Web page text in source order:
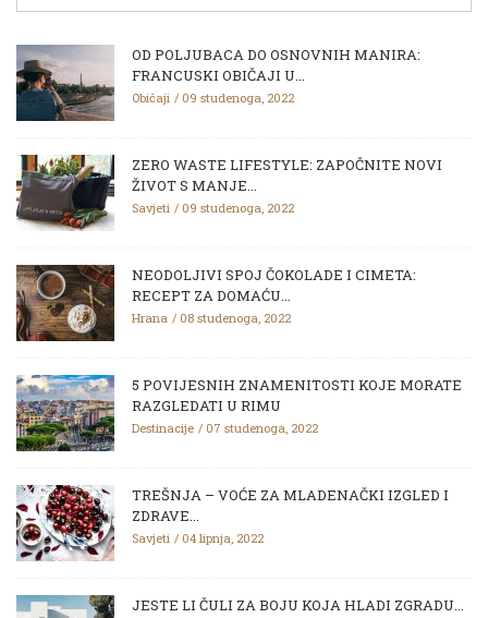
OD POLJUBACA DO OSNOVNIH MANIRA:
FRANCUSKI OBIČAJI U...
Običaji 09 studenoga, 2022
ZERO WASTE LIFESTYLE: ZAPOČNITE NOVI
ŽIVOT S MANJE...
Savjeti 09 studenoga, 2022
NEODOLJIVI SPOJ ČOKOLADE I CIMETA:
RECEPT ZA DOMAĆU...
Hrana 08 studenoga, 2022
5 POVIJESNIH ZNAMENITOSTI KOJE MORATE
RAZGLEDATI U RIMU
Destinacije 07 studenoga, 2022
TREŠNJA – VOĆE ZA MLADENAČKI IZGLED I
ZDRAVE...
Savjeti 04 lipnja, 2022
JESTE LI ČULI ZA BOJU KOJA HLADI ZGRADU...